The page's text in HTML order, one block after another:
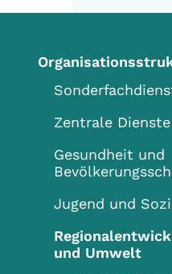
Zentrale Dienste
Gesundheit und
Jugend und
und Umwelt